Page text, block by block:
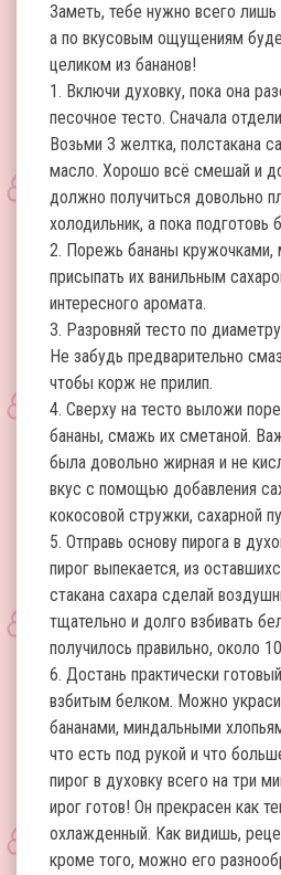
Заметь, тебе нужно всего лишь
а по вкусовым ощущениям
целиком из бананов!
1. Включи духовку, пока она
песочное тесто. Сначала
Возьми 3 желтка, полстакана
масло. Хорошо всё смешай и
должно получиться довольно
холодильник, а пока подготовь
2. Порежь бананы
присыпать их ванильным
интересного аромата.
3. Разровняй тесто по
Не забудь предварительно
чтобы корж не прилип.
4. Сверху на тесто выложи
бананы, смажь их сметаной.
была довольно жирная и не
вкус с помощью добавления
кокосовой стружки, сахарной
5. Отправь основу пирога в
пирог выпекается, из
стакана сахара сделай
тщательно и долго взбивать
получилось правильно, около
6. Достань практически
взбитым белком. Можно
бананами, миндальными
что есть под рукой и что
пирог в духовку всего на три
ирог готов! Он прекрасен как
охлажденный. Как видишь,
кроме того, можно его